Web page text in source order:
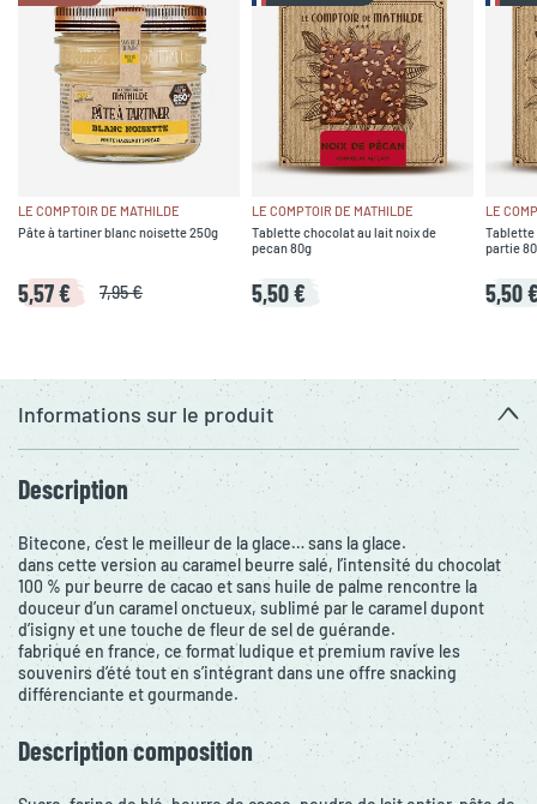
LE COMPTOIR DE MATHILDE
Pâte à tartiner blanc noisette 250g
5,57 € 7,95 €
LE COMPTOIR DE MATHILDE
Tablette chocolat au lait noix de
pecan 80g
5,50 €
LE
Tablette
partie
5,50
Informations sur le produit
Description
Bitecone, c’est le meilleur de la glace… sans la glace.
dans cette version au caramel beurre salé, l’intensité du chocolat
100 % pur beurre de cacao et sans huile de palme rencontre la
douceur d’un caramel onctueux, sublimé par le caramel dupont
d’isigny et une touche de fleur de sel de guérande.
fabriqué en france, ce format ludique et premium ravive les
souvenirs d’été tout en s’intégrant dans une offre snacking
différenciante et gourmande.
Description composition